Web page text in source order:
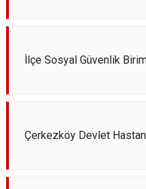
İlçe Sosyal Güvenlik
Çerkezköy Devlet